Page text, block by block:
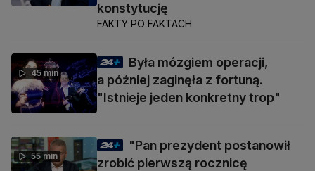
konstytucję
FAKTY PO FAKTACH
45 min
Była mózgiem operacji,
a później zaginęła z fortuną.
"Istnieje jeden konkretny trop"
55 min
"Pan prezydent postanowił
zrobić pierwszą rocznicę